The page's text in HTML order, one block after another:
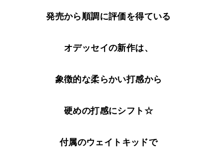
発売から順調に評価を得ている
オデッセイの新作は、
象徴的な柔らかい打感から
硬めの打感にシフト☆
付属のウェイトキッドで